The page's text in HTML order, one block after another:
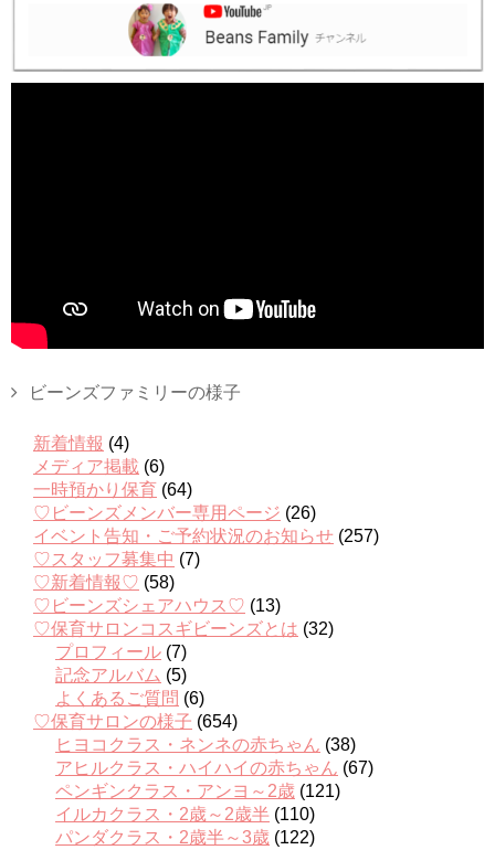
ビーンズファミリーの様子
新着情報 (4)
メディア掲載 (6)
一時預かり保育 (64)
♡ビーンズメンバー専用ページ (26)
イベント告知・ご予約状況のお知らせ (257)
♡スタッフ募集中 (7)
♡新着情報♡ (58)
♡ビーンズシェアハウス♡ (13)
♡保育サロンコスギビーンズとは (32)
プロフィール (7)
記念アルバム (5)
よくあるご質問 (6)
♡保育サロンの様子 (654)
ヒヨコクラス・ネンネの赤ちゃん (38)
アヒルクラス・ハイハイの赤ちゃん (67)
ペンギンクラス・アンヨ～2歳 (121)
イルカクラス・2歳～2歳半 (110)
パンダクラス・2歳半～3歳 (122)